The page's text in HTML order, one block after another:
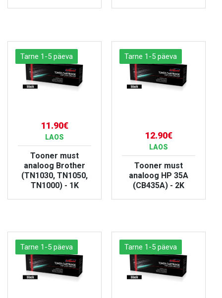
Tarne 1-5 päeva
11.90€
LAOS
Tooner must
analoog Brother
(TN1030, TN1050,
TN1000) - 1K
Tarne 1-5 päeva
12.90€
LAOS
Tooner must
analoog HP 35A
(CB435A) - 2K
Tarne 1-5 päeva Tarne 1-5 päeva